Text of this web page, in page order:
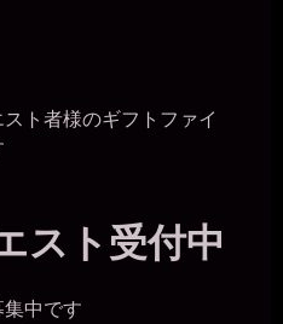
ト者様のギフトファイ
スト受付中
中です